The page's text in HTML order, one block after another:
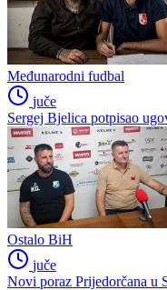
Međunarodni fudbal
juče
Sergej Bjelica potpisao
Ostalo BiH
juče
Novi poraz Prijedorčana u